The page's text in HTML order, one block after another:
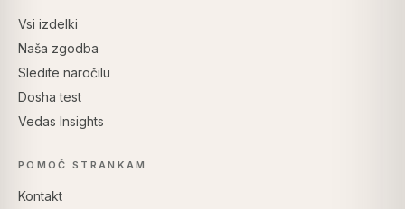
Vsi izdelki
Naša zgodba
Sledite naročilu
Dosha test
Vedas Insights
POMOČ STRANKAM
Kontakt